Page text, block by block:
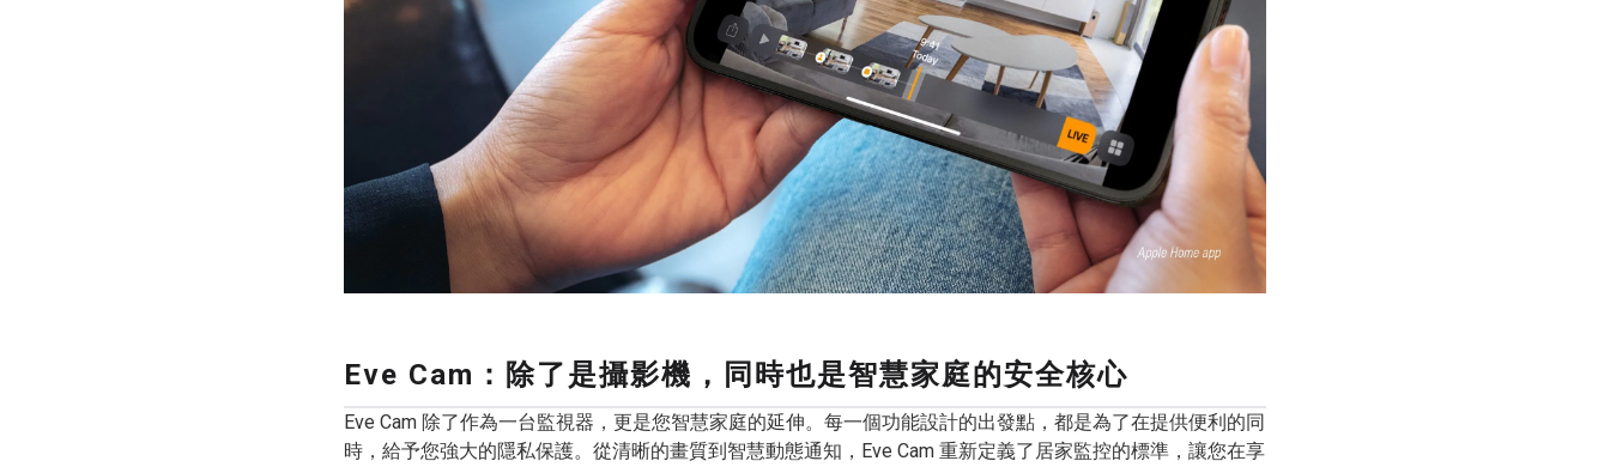
Eve Cam：除了是攝影機，同時也是智慧家庭的安全核心
Eve Cam 除了作為一台監視器，更是您智慧家庭的延伸。每一個功能設計的出發點，都是為了在提供便利的同
時，給予您強大的隱私保護。從清晰的畫質到智慧動態通知，Eve Cam 重新定義了居家監控的標準，讓您在享